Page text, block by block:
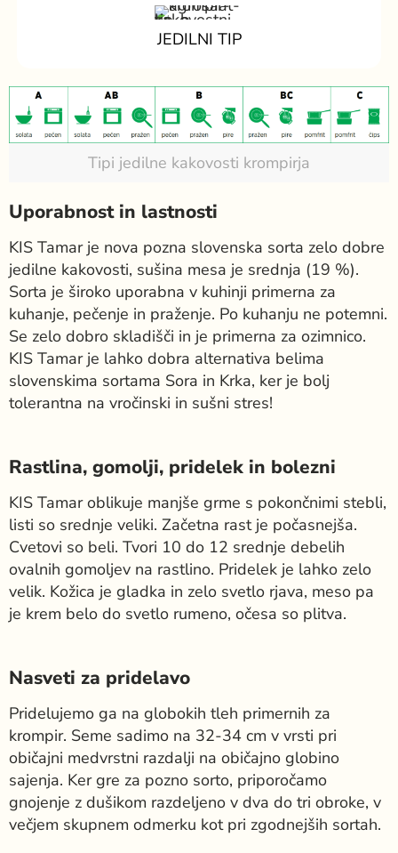
Tipi jedilne kakovosti krompirja
JEDILNI TIP
Uporabnost in lastnosti
KIS Tamar je nova pozna slovenska sorta zelo dobre
jedilne kakovosti, sušina mesa je srednja (19 %).
Sorta je široko uporabna v kuhinji primerna za
kuhanje, pečenje in praženje. Po kuhanju ne potemni.
Se zelo dobro skladišči in je primerna za ozimnico.
KIS Tamar je lahko dobra alternativa belima
slovenskima sortama Sora in Krka, ker je bolj
tolerantna na vročinski in sušni stres!
Rastlina, gomolji, pridelek in bolezni
KIS Tamar oblikuje manjše grme s pokončnimi stebli,
listi so srednje veliki. Začetna rast je počasnejša.
Cvetovi so beli. Tvori 10 do 12 srednje debelih
ovalnih gomoljev na rastlino. Pridelek je lahko zelo
velik. Kožica je gladka in zelo svetlo rjava, meso pa
je krem belo do svetlo rumeno, očesa so plitva.
Nasveti za pridelavo
Pridelujemo ga na globokih tleh primernih za
krompir. Seme sadimo na 32-34 cm v vrsti pri
običajni medvrstni razdalji na običajno globino
sajenja. Ker gre za pozno sorto, priporočamo
gnojenje z dušikom razdeljeno v dva do tri obroke, v
večjem skupnem odmerku kot pri zgodnejših sortah.